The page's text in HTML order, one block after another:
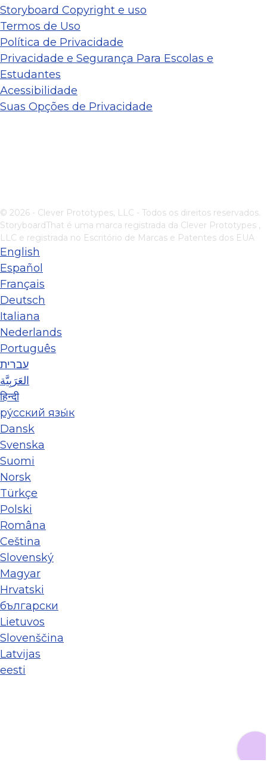
Storyboard Copyright e uso
Termos de Uso
Política de Privacidade
Privacidade e Segurança Para Escolas e
Estudantes
Acessibilidade
Suas Opções de Privacidade
© 2026 - Clever Prototypes, LLC - Todos os direitos reservados.
StoryboardThat é uma marca registrada da Clever Prototypes ,
LLC e registrada no Escritório de Marcas e Patentes dos EUA
English
Español
Français
Deutsch
Italiana
Nederlands
Português
עברית
العَرَبِيَّة
हिन्दी
ру́сский язы́к
Dansk
Svenska
Suomi
Norsk
Türkçe
Polski
Româna
Ceština
Slovenský
Magyar
Hrvatski
български
Lietuvos
Slovenščina
Latvijas
eesti